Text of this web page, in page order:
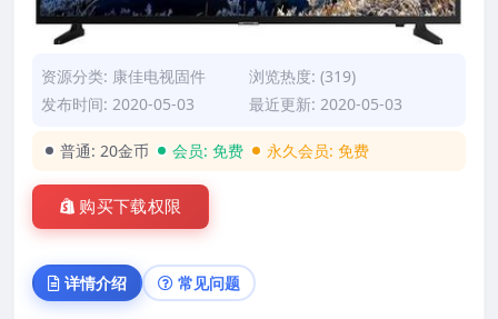
资源分类: 康佳电视固件
浏览热度: (319)
发布时间: 2020-05-03
最近更新: 2020-05-03
普通: 20金币 会员: 免费 永久会员: 免费
购买下载权限
详情介绍 常见问题